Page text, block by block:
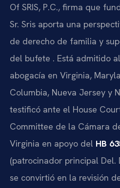
Of SRIS, P.C., firma que
Sr. Sris aporta una
de derecho de familia y
del bufete . Está admitido
abogacía en Virginia,
Columbia, Nueva Jersey y
testificó ante el House
Committee de la Cámara
Virginia en apoyo del HB
(patrocinador principal Del.
se convirtió en la revisión